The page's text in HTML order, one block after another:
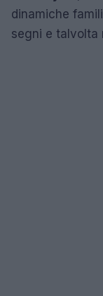
dinamiche
segni e talvolta